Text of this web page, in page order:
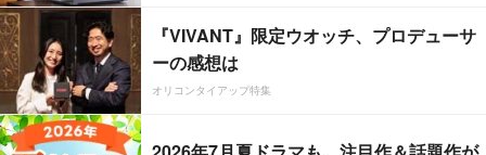
『VIVANT』限定ウオッチ、プロデューサ
ーの感想は
オリコンタイアップ特集